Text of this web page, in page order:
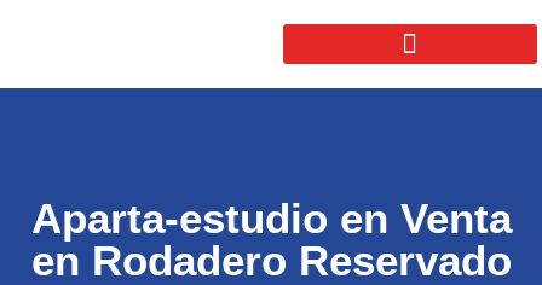
Aparta-estudio en Venta
en Rodadero Reservado